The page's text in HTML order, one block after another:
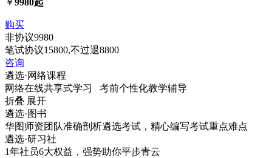
购买
非协议9980
笔试协议15800,不过退8800
咨询
遴选·网络课程
网络在线共享式学习 考前个性化教学辅导
折叠 展开
遴选·图书
华图师资团队准确剖析遴选考试，精心编写考试重点难点
遴选·研习社
1年社员6大权益，强势助你平步青云